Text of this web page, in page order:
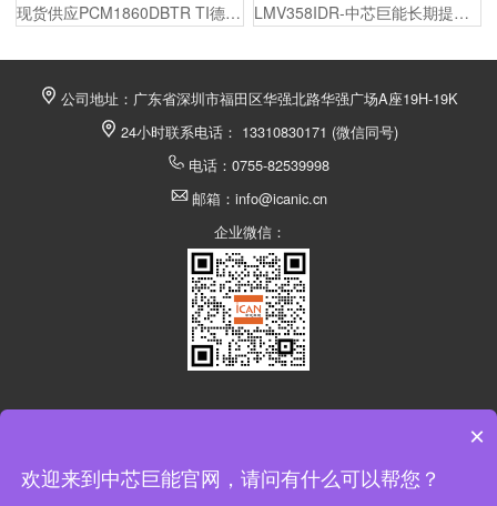
现货供应PCM1860DBTR TI德州仪器 ADC/DAC，原厂代理商授权，100%原装正品，同时为制造工厂的采购人员/工程师提供报价，选型，样品测试，技术支持，配备1对1专属等服务。 LMV358IDR-中芯巨能长期提供竞争力的价格、订货及技术支持，TI德州仪器代理货源稳定。现货供应，最快2小时发货，满足您从研发到批量生产的所有大小批量采购需求！欢迎贸易商和终端客户询价。
公司地址：广东省深圳市福田区华强北路华强广场A座19H-19K
24小时联系电话： 13310830171 (微信同号)
电话：0755-82539998
邮箱：info@icanic.cn
企业微信：
×
欢迎来到中芯巨能官网，请问有什么可以帮您？